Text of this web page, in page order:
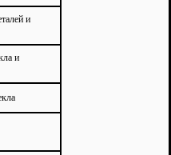
и
и